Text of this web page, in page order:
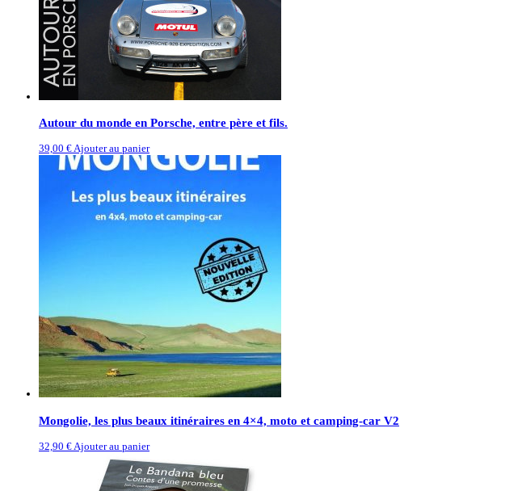
Autour du monde en Porsche, entre père et fils.
39,00 €Ajouter au panier
Mongolie, les plus beaux itinéraires en 4×4, moto et camping-car V2
32,90 € Ajouter au panier